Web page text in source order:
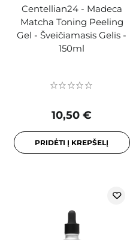
Centellian24 - Madeca
Matcha Toning Peeling
Gel - Šveičiamasis Gelis -
150ml
10,50 €
PRIDĖTI Į KREPŠELĮ